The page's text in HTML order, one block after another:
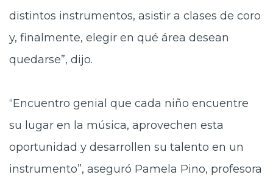
distintos instrumentos, asistir a clases de coro
y, finalmente, elegir en qué área desean
quedarse”, dijo.
“Encuentro genial que cada niño encuentre
su lugar en la música, aprovechen esta
oportunidad y desarrollen su talento en un
instrumento”, aseguró Pamela Pino, profesora